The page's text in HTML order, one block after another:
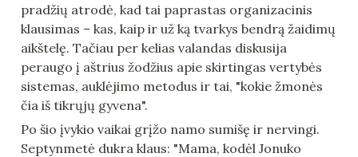
pradžių atrodė, kad tai paprastas organizacinis
klausimas – kas, kaip ir už ką tvarkys bendrą žaidimų
aikštelę. Tačiau per kelias valandas diskusija
peraugo į aštrius žodžius apie skirtingas vertybės
sistemas, auklėjimo metodus ir tai, "kokie žmonės
čia iš tikrųjų gyvena".
Po šio įvykio vaikai grįžo namo sumišę ir nervingi.
Septynmetė dukra klaus: "Mama, kodėl Jonuko